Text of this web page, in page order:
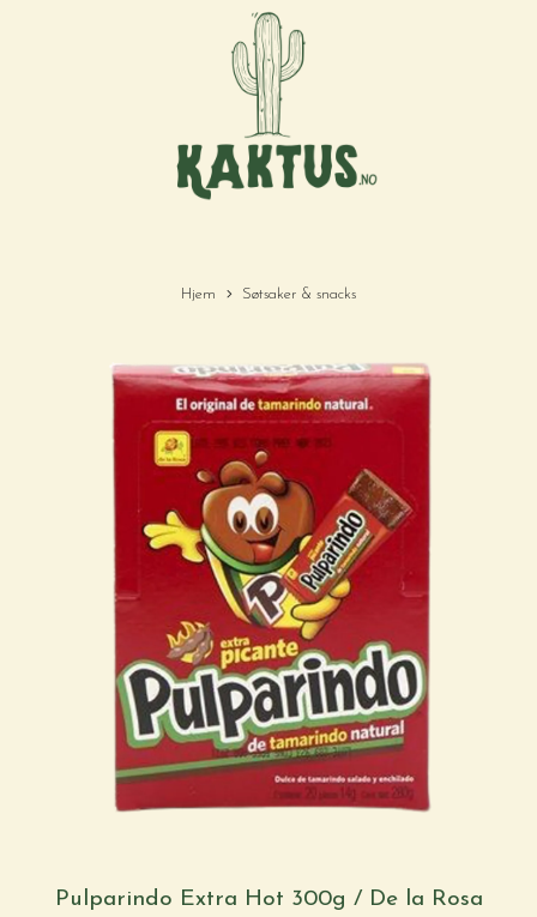
Hjem Søtsaker & snacks
Pulparindo Extra Hot 300g / De la Rosa